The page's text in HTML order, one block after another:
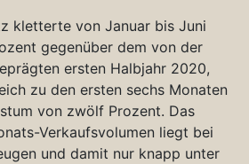
kletterte von Januar bis Juni
gegenüber dem von der
ersten Halbjahr 2020,
zu den ersten sechs Monaten
von zwölf Prozent. Das
Verkaufsvolumen liegt bei
und damit nur knapp unter